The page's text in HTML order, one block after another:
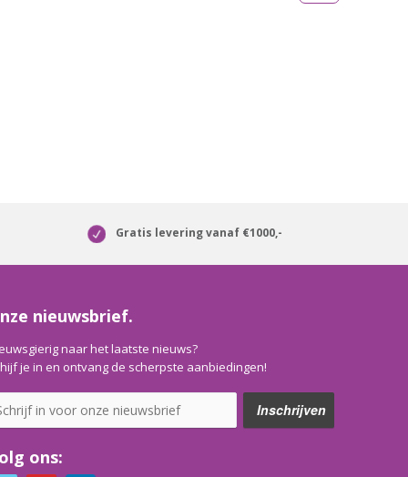
Gratis levering vanaf €1000,-
nieuwsbrief.
naar het laatste nieuws?
je in en ontvang de scherpste aanbiedingen!
ons: